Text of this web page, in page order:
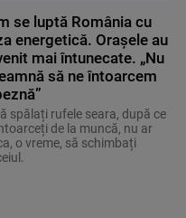
se luptă România cu
energetică. Orașele au
mai întunecate. „Nu
să ne întoarcem
spălați rufele seara, după ce
de la muncă, nu ar
o vreme, să schimbați